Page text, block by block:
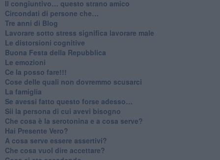
​Il congiuntivo… questo strano amico
​Circondati di persone che…
​Tre anni di Blog
​Lavorare sotto stress significa lavorare male
​Le distorsioni cognitive
​Buona Festa della Repubblica
Le emozioni
​Ce la posso fare!!!
​Cose delle quali non dovremmo scusarci
​La famiglia
​Se avessi fatto questo forse adesso…
​Sii la persona di cui avevi bisogno
Che cosa è la serotonina e a cosa serve?
​Hai Presente Vero?
A cosa serve essere assertivi?
​Che cosa vuol dire accettare?